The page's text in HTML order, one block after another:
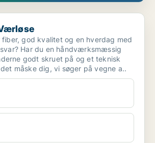
god kvalitet og en hverdag med
Har du en håndværksmæssig
godt skruet på og et teknisk
måske dig, vi søger på vegne a..